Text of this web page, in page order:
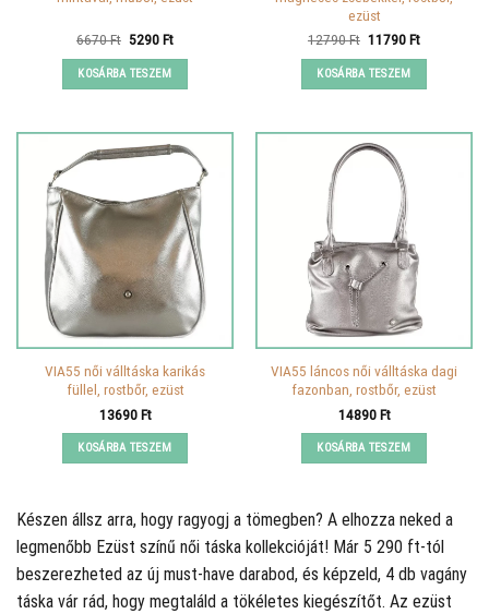
6670Ft Original
was:
6670 Ft.
5290FtCurrent
KOSÁRBA TESZEM
ezüst
12790Ft Original
was:
12790 Ft.
11790FtCurrent
KOSÁRBA TESZEM
VIA55 női válltáska karikás
füllel, rostbőr, ezüst
13690Ft
KOSÁRBA TESZEM
VIA55 láncos női válltáska dagi
fazonban, rostbőr, ezüst
14890Ft
KOSÁRBA TESZEM
Készen állsz arra, hogy ragyogj a tömegben? A elhozza neked a
legmenőbb Ezüst színű női táska kollekcióját! Már 5 290 ft-tól
beszerezheted az új must-have darabod, és képzeld, 4 db vagány
táska vár rád, hogy megtaláld a tökéletes kiegészítőt. Az ezüst